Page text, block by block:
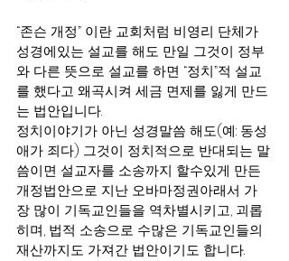
“존슨 개정” 이란 교회처럼 비영리 단체가
성경에있는 설교를 해도 만일 그것이 정부
와 다른 뜻으로 설교를 하면 “정치”적 설교
를 했다고 왜곡시켜 세금 면제를 잃게 만드
는 법안입니다.
정치이야기가 아닌 성경말씀 해도(예: 동성
애가 죄다) 그것이 정치적으로 반대되는 말
씀이면 설교자를 소송까지 할수있게 만든
개정법안으로 지난 오바마정권아래서 가
장 많이 기독교인들을 역차별시키고, 괴롭
히며, 법적 소송으로 수많은 기독교인들의
재산까지도 가져간 법안이기도 합니다.